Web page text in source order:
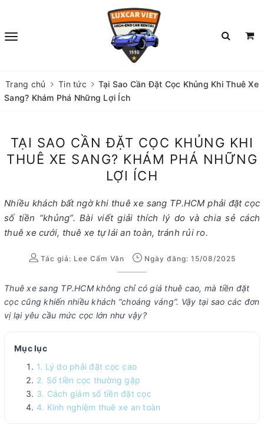
Trang chủ Tin tức
Tại Sao Cần Đặt Cọc Khủng Khi Thuê Xe
Sang? Khám Phá Những Lợi Ích
TẠI SAO CẦN ĐẶT CỌC KHỦNG KHI
THUÊ XE SANG? KHÁM PHÁ NHỮNG
LỢI ÍCH
Nhiều khách bất ngờ khi thuê xe sang TP.HCM phải đặt cọc
số tiền “khủng”. Bài viết giải thích lý do và chia sẻ cách
thuê xe cưới, thuê xe tự lái an toàn, tránh rủi ro.
Tác giả: Lee Cẩm Vân Ngày đăng: 15/08/2025
Thuê xe sang TP.HCM không chỉ có giá thuê cao, mà tiền đặt
cọc cũng khiến nhiều khách “choáng váng”. Vậy tại sao các đơn
vị lại yêu cầu mức cọc lớn như vậy?
Mục lục
1. Lý do phải đặt cọc cao
2. Số tiền cọc thường gặp
3. Cách giảm số tiền đặt cọc
4. Kinh nghiệm thuê xe an toàn